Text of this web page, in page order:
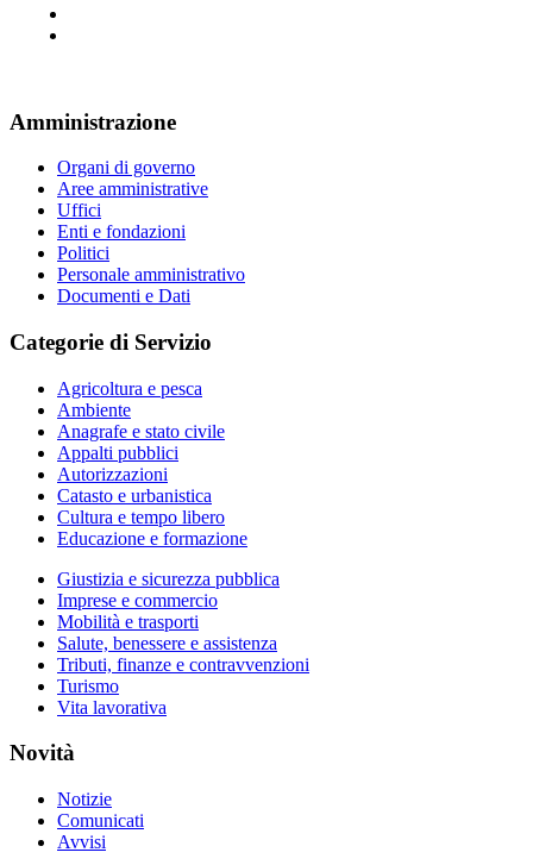
Amministrazione
Organi di governo
Aree amministrative
Uffici
Enti e fondazioni
Politici
Personale amministrativo
Documenti e Dati
Categorie di Servizio
Agricoltura e pesca
Ambiente
Anagrafe e stato civile
Appalti pubblici
Autorizzazioni
Catasto e urbanistica
Cultura e tempo libero
Educazione e formazione
Giustizia e sicurezza pubblica
Imprese e commercio
Mobilità e trasporti
Salute, benessere e assistenza
Tributi, finanze e contravvenzioni
Turismo
Vita lavorativa
Novità
Notizie
Comunicati
Avvisi